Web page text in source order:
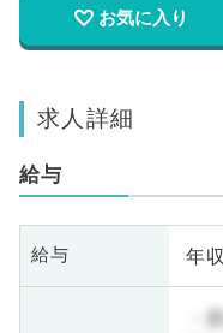
お気に入り
求人詳細
給与
給与 年
・